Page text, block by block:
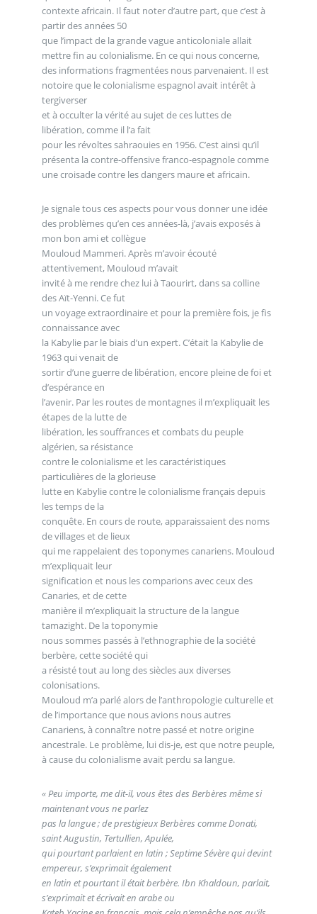
contexte africain. Il faut noter d’autre part, que c’est à
partir des années 50
que l’impact de la grande vague anticoloniale allait
mettre fin au colonialisme. En ce qui nous concerne,
des informations fragmentées nous parvenaient. Il est
notoire que le colonialisme espagnol avait intérêt à
tergiverser
et à occulter la vérité au sujet de ces luttes de
libération, comme il l’a fait
pour les révoltes sahraouies en 1956. C’est ainsi qu’il
présenta la contre-offensive franco-espagnole comme
une croisade contre les dangers maure et africain.
Je signale tous ces aspects pour vous donner une idée
des problèmes qu’en ces années-là, j’avais exposés à
mon bon ami et collègue
Mouloud Mammeri. Après m’avoir écouté
attentivement, Mouloud m’avait
invité à me rendre chez lui à Taourirt, dans sa colline
des Aït-Yenni. Ce fut
un voyage extraordinaire et pour la première fois, je fis
connaissance avec
la Kabylie par le biais d’un expert. C’était la Kabylie de
1963 qui venait de
sortir d’une guerre de libération, encore pleine de foi et
d’espérance en
l’avenir. Par les routes de montagnes il m’expliquait les
étapes de la lutte de
libération, les souffrances et combats du peuple
algérien, sa résistance
contre le colonialisme et les caractéristiques
particulières de la glorieuse
lutte en Kabylie contre le colonialisme français depuis
les temps de la
conquête. En cours de route, apparaissaient des noms
de villages et de lieux
qui me rappelaient des toponymes canariens. Mouloud
m’expliquait leur
signification et nous les comparions avec ceux des
Canaries, et de cette
manière il m’expliquait la structure de la langue
tamazight. De la toponymie
nous sommes passés à l’ethnographie de la société
berbère, cette société qui
a résisté tout au long des siècles aux diverses
colonisations.
Mouloud m’a parlé alors de l’anthropologie culturelle et
de l’importance que nous avions nous autres
Canariens, à connaître notre passé et notre origine
ancestrale. Le problème, lui dis-je, est que notre peuple,
à cause du colonialisme avait perdu sa langue.
« Peu importe, me dit-il, vous êtes des Berbères même si
maintenant vous ne parlez
pas la langue ; de prestigieux Berbères comme Donati,
saint Augustin, Tertullien, Apulée,
qui pourtant parlaient en latin ; Septime Sévère qui devint
empereur, s’exprimait également
en latin et pourtant il était berbère. Ibn Khaldoun, parlait,
s’exprimait et écrivait en arabe ou